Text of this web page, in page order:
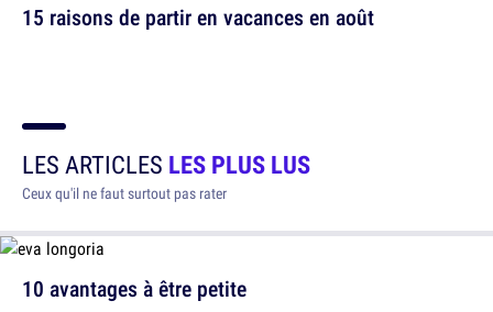
15 raisons de partir en vacances en août
LES ARTICLES LES PLUS LUS
Ceux qu'il ne faut surtout pas rater
10 avantages à être petite